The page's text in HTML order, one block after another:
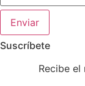
Enviar
Suscríbete
Recibe el